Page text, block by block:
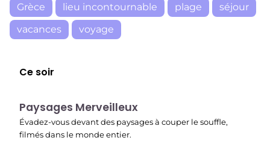
Grèce lieu incontournable plage
séjour
vacances
voyage
Ce soir
Paysages Merveilleux
Évadez-vous devant des paysages à couper le souffle,
filmés dans le monde entier.